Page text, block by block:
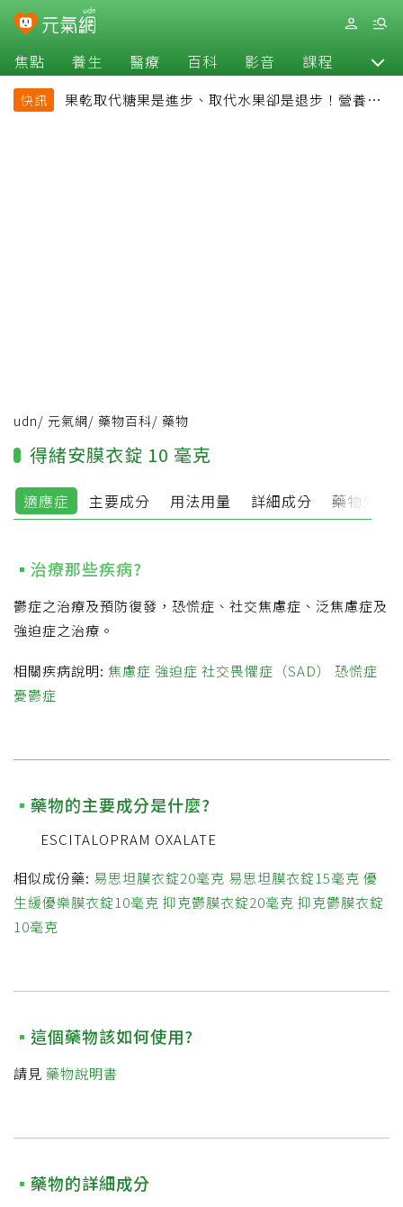
焦點 養生 醫療 百科 影音 課程 退休
快訊
果乾取代糖果是進步、取代水果卻是退步！營養師
udn/ 元氣網/ 藥物百科/ 藥物
得緒安膜衣錠 10 毫克
適應症 主要成分 用法用量 詳細成分 藥物外觀
治療那些疾病?
鬱症之治療及預防復發，恐慌症、社交焦慮症、泛焦慮症及
強迫症之治療。
相關疾病說明: 焦慮症 強迫症 社交畏懼症（SAD）
恐慌症
憂鬱症
藥物的主要成分是什麼?
ESCITALOPRAM OXALATE
相似成份藥: 易思坦膜衣錠20毫克 易思坦膜衣錠15毫克 優
生緩優樂膜衣錠10毫克 抑克鬱膜衣錠20毫克 抑克鬱膜衣錠
10毫克
這個藥物該如何使用?
請見 藥物說明書
藥物的詳細成分